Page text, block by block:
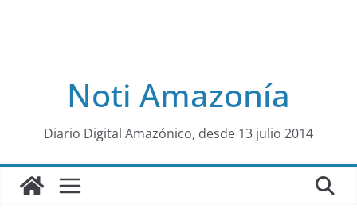
al
Noti Amazonía
Diario Digital Amazónico, desde 13 julio 2014